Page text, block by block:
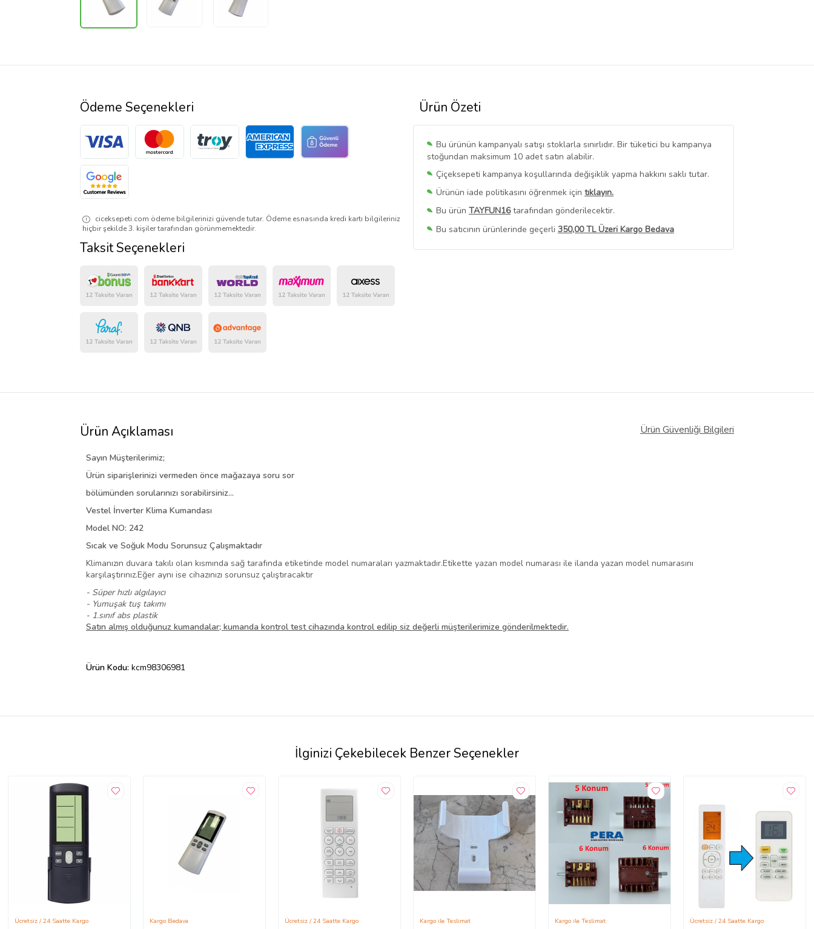
Ürün Özeti
Bu ürünün kampanyalı satışı stoklarla sınırlıdır. Bir tüketici bu kampanya
stoğundan maksimum 10 adet satın alabilir.
Çiçeksepeti kampanya koşullarında değişiklik yapma hakkını saklı tutar.
Ürünün iade politikasını öğrenmek için tıklayın.
Bu ürün TAYFUN16tarafından gönderilecektir.
Bu satıcının ürünlerinde geçerli 350,00 TL Üzeri Kargo Bedava
Bu SatıcınınTüm Ürünlerini Görüntüle
Ödeme Seçenekleri
ciceksepeti.com ödeme bilgilerinizi güvende tutar. Ödeme esnasında kredi kartı bilgileriniz
hiçbir şekilde 3. kişiler tarafından görünmemektedir.
Taksit Seçenekleri
Ürün Açıklaması Ürün Güvenliği Bilgileri
Sayın Müşterilerimiz;
Ürün siparişlerinizi vermeden önce mağazaya soru sor
bölümünden sorularınızı sorabilirsiniz...
Vestel İnverter Klima Kumandası
Model NO: 242
Sıcak ve Soğuk Modu Sorunsuz Çalışmaktadır
Klimanızın duvara takılı olan kısmında sağ tarafında etiketinde model numaraları yazmaktadır.Etikette yazan model numarası ile ilanda yazan model numarasını
karşılaştırınız.Eğer aynı ise cihazınızı sorunsuz çalıştıracaktır
- Süper hızlı algılayıcı
- Yumuşak tuş takımı
- 1.sınıf abs plastik
Satın almış olduğunuz kumandalar; kumanda kontrol test cihazında kontrol edilip siz değerli müşterilerimize gönderilmektedir.
Ürün Kodu: kcm98306981
İlginizi Çekebilecek Benzer Seçenekler
Ücretsiz / 24 Saatte Kargo Kargo Bedava Ücretsiz / 24 Saatte Kargo Kargo ile Teslimat Kargo ile Teslimat Ücretsiz / 24 Saatte Kargo